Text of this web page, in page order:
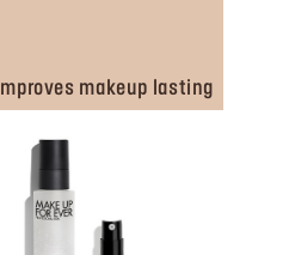
Improves makeup lasting